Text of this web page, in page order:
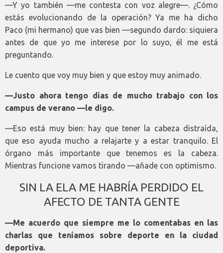
—Y yo también —me contesta con voz alegre—. ¿Cómo
estás evolucionando de la operación? Ya me ha dicho
Paco (mi hermano) que vas bien —segundo dardo: siquiera
antes de que yo me interese por lo suyo, él me está
preguntando.
Le cuento que voy muy bien y que estoy muy animado.
—Justo ahora tengo días de mucho trabajo con los
campus de verano —le digo.
—Eso está muy bien: hay que tener la cabeza distraída,
que eso ayuda mucho a relajarte y a estar tranquilo. El
órgano más importante que tenemos es la cabeza.
Mientras funcione vamos tirando —añade con optimismo.
SIN LA ELA ME HABRÍA PERDIDO EL
AFECTO DE TANTA GENTE
—Me acuerdo que siempre me lo comentabas en las
charlas que teníamos sobre deporte en la ciudad
deportiva.